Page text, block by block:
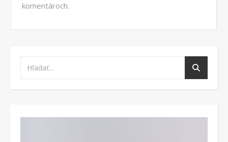
komentároch.